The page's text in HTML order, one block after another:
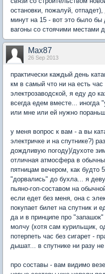
остановки, пожалуй,
минут на 15 - вот это было
вагоны со стоячими местами
Max87
26 Sep 2013
практически каждый день
км в самый что ни на есть час
электрозаводской, я еду до
всегда едем вместе... иногда
или мне или ей нужно
у меня вопрос к вам - а вы
электричке и на спутнике?)
дождливую погоду)/духоте
отличная атмосфера в
пятницам вечером, как будто
"дорвались" до бухла... я
пьяно-гоп-составом на
если едет без меня, она с
покупает билет на спутник и
да и в принципе про
молчу (хотя сам курильщик,
потерпеть час без сигарет -
дышат... в спутнике ни разу
про составы - вам видимо